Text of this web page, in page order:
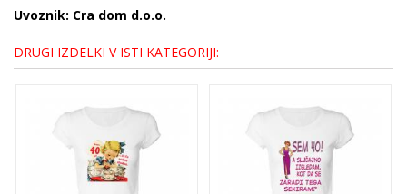
Uvoznik: Cra dom d.o.o.
DRUGI IZDELKI V ISTI KATEGORIJI: